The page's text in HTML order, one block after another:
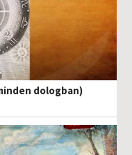
dologban)